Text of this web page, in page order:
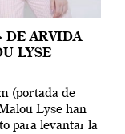
DE ARVIDA
LYSE
(portada de
Lyse han
para levantar la